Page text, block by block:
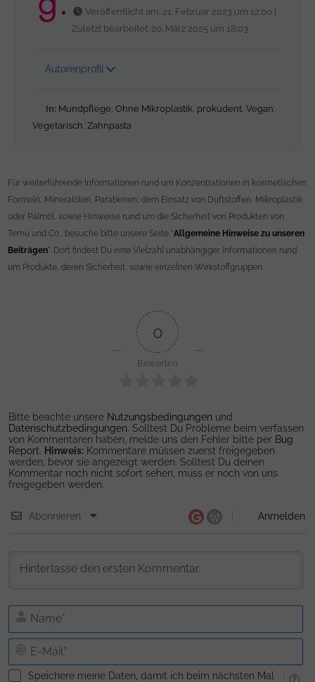
Veröffentlicht am: 21. Februar 2023 um 12:00 |
Zuletzt bearbeitet: 20. März 2025 um 18:03
Autorenprofil
In: Mundpflege,Ohne Mikroplastik, prokudent,Vegan,
Vegetarisch,Zahnpasta
Für weiterführende Informationen rund um Konzentrationen in kosmetischen
Formeln, Mineralölen, Parabenen, dem Einsatz von Duftstoffen, Mikroplastik
oder Palmöl, sowie Hinweise rund um die Sicherheit von Produkten von
Temu und Co., besuche bitte unsere Seite "Allgemeine Hinweise zu unseren
Beiträgen". Dort findest Du eine Vielzahl unabhängiger Informationen rund
um Produkte, deren Sicherheit, sowie einzelnen Wirkstoffgruppen.
0
Bewerten
Bitte beachte unsere Nutzungsbedingungen und
Datenschutzbedingungen. Solltest Du Probleme beim verfassen
von Kommentaren haben, melde uns den Fehler bitte per Bug
Report. Hinweis: Kommentare müssen zuerst freigegeben
werden, bevor sie angezeigt werden. Solltest Du deinen
Kommentar noch nicht sofort sehen, muss er noch von uns
freigegeben werden.
Abonnieren Anmelden
E-
Speichere meine Daten, damit ich beim nächsten Mal